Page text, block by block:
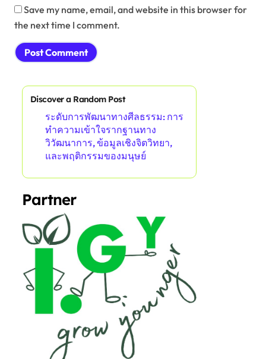
Save my name, email, and website in this browser for
the next time I comment.
Discover a Random Post
ระดับการพัฒนาทางศีลธรรม: การ
ทำความเข้าใจรากฐานทาง
วิวัฒนาการ, ข้อมูลเชิงจิตวิทยา,
และพฤติกรรมของมนุษย์
Partner